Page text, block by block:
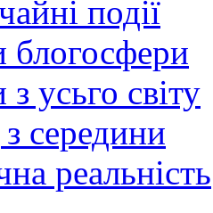
події
усьго світу
середини
реальність